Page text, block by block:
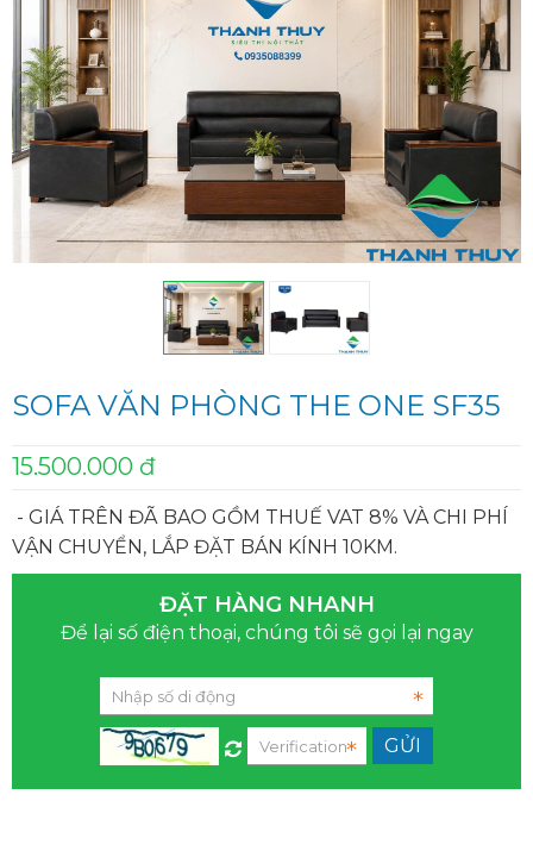
SOFA VĂN PHÒNG THE ONE SF35
15.500.000 đ
- GIÁ TRÊN ĐÃ BAO GỒM THUẾ VAT 8% VÀ CHI PHÍ
VẬN CHUYỂN, LẮP ĐẶT BÁN KÍNH 10KM.
ĐẶT HÀNG NHANH
Để lại số điện thoại, chúng tôi sẽ gọi lại ngay